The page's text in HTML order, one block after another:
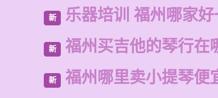
新 乐器培训 福州哪家
新 福州买吉他的琴行在
新 福州哪里卖小提琴便